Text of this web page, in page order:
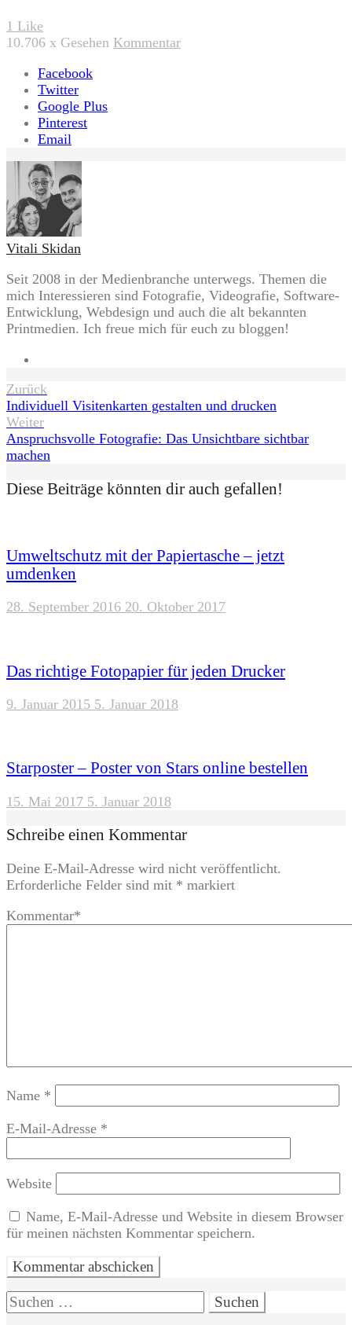
1 Like
10.706 x Gesehen Kommentar
Facebook
Twitter
Google Plus
Pinterest
Email
Vitali Skidan
Seit 2008 in der Medienbranche unterwegs. Themen die
mich Interessieren sind Fotografie, Videografie, Software-
Entwicklung, Webdesign und auch die alt bekannten
Printmedien. Ich freue mich für euch zu bloggen!
Beitragsnavigation
Zurück
Individuell Visitenkarten gestalten und drucken
Weiter
Anspruchsvolle Fotografie: Das Unsichtbare sichtbar
machen
Diese Beiträge könnten dir auch gefallen!
Umweltschutz mit der Papiertasche – jetzt
umdenken
28. September 2016 20. Oktober 2017
Das richtige Fotopapier für jeden Drucker
9. Januar 2015 5. Januar 2018
Starposter – Poster von Stars online bestellen
15. Mai 2017 5. Januar 2018
Schreibe einen Kommentar
Deine E-Mail-Adresse wird nicht veröffentlicht.
Erforderliche Felder sind mit * markiert
Kommentar*
Name *
E-Mail-Adresse *
Website
Name, E-Mail-Adresse und Website in diesem Browser
für meinen nächsten Kommentar speichern.
Suchen
nach: